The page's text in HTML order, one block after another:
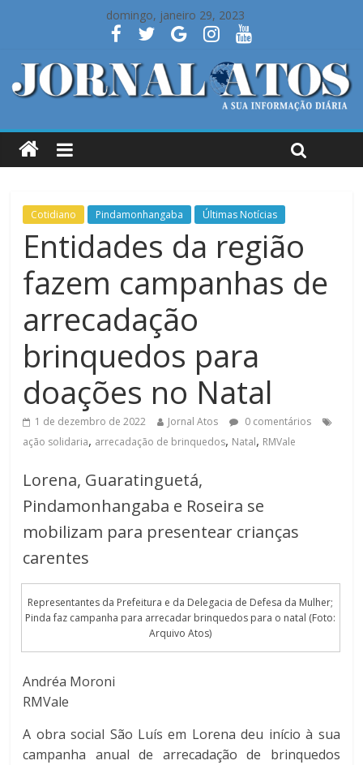
domingo, janeiro 29, 2023
Cotidiano Pindamonhangaba Últimas Notícias
Entidades da região
fazem campanhas de
arrecadação
brinquedos para
doações no Natal
1 de dezembro de 2022 Jornal Atos
0 comentários
ação solidaria, arrecadação de brinquedos, Natal, RMVale
Lorena, Guaratinguetá,
Pindamonhangaba e Roseira se
mobilizam para presentear crianças
carentes
Representantes da Prefeitura e da Delegacia de Defesa da Mulher;
Pinda faz campanha para arrecadar brinquedos para o natal (Foto:
Arquivo Atos)
Andréa Moroni
RMVale
A obra social São Luís em Lorena deu início à sua
campanha anual de arrecadação de brinquedos